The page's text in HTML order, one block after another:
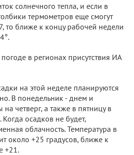
солнечного тепла, и если в
термометров еще смогут
то ближе к концу рабочей недели
в регионах присутствия ИА
на этой неделе планируются
В понедельник - днем и
четверг, а также в пятницу в
осадков не будет,
облачность. Температура в
около +25 градусов, ближе к
+21.